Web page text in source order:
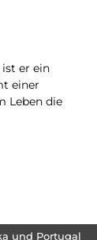
er ein
einer
Leben die
und Portugal